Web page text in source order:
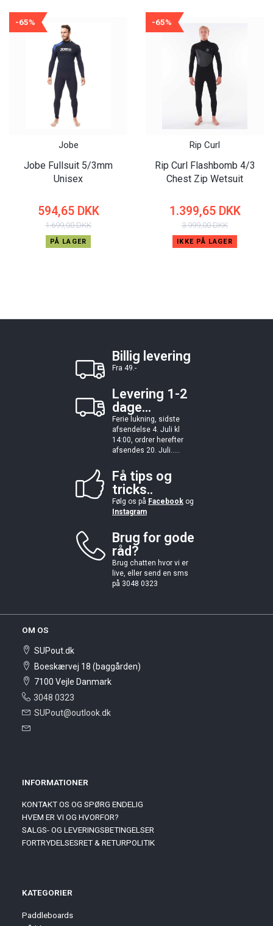
-65%
Jobe
Jobe Fullsuit 5/3mm
Unisex
594,65 DKK
1.699,00 DKK
PÅ LAGER
-65%
Rip Curl
Rip Curl Flashbomb 4/3
Chest Zip Wetsuit
1.399,65 DKK
3.999,00 DKK
IKKE PÅ LAGER
Billig levering
Fra 49.-
Levering 1-2
dage...
Ferie lukning, sidste
afsendelse 4. Juli kl
14:00, ordrer herefter
afsendes 20. Juli.....
Få tips og
tricks..
Følg os på Facebook og
Instagram
Brug for gode
råd?
Brug chatten hvor vi er
live, eller send en sms
på 3048 0323
OM OS
SUPout.dk
Boeskærvej 18 (baggården)
7100 Vejle Danmark
3048 0323
SUPout@outlook.dk
INFORMATIONER
KONTAKT OS OG SPØRG ENDELIG
HVEM ER VI OG HVORFOR?
SALGS- OG LEVERINGSBETINGELSER
FORTRYDELSESRET & RETURPOLITIK
KATEGORIER
Paddleboards